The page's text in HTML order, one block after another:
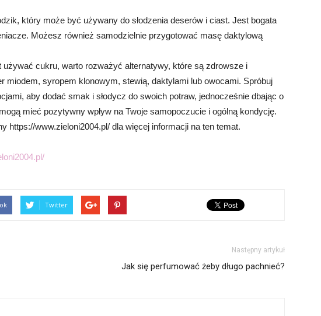
który może być używany do słodzenia deserów i ciast. Jest bogata
Możesz również samodzielnie przygotować masę daktylową
używać cukru, warto rozważyć alternatywy, które są zdrowsze i
miodem, syropem klonowym, stewią, daktylami lub owocami. Spróbuj
aby dodać smak i słodycz do swoich potraw, jednocześnie dbając o
mieć pozytywny wpływ na Twoje samopoczucie i ogólną kondycję.
https://www.zieloni2004.pl/ dla więcej informacji na ten temat.
Twitter
Następny artykuł
Jak się perfumować żeby długo pachnieć?